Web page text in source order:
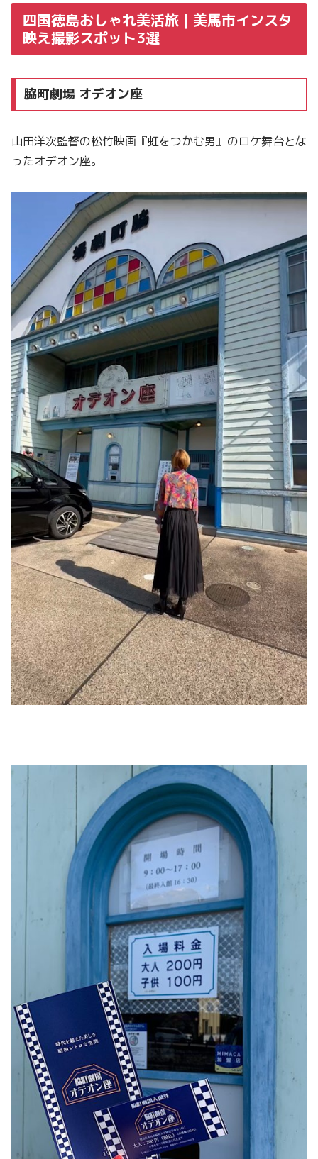
四国徳島おしゃれ美活旅｜美馬市インスタ
映え撮影スポット3選
脇町劇場 オデオン座
山田洋次監督の松竹映画『虹をつかむ男』のロケ舞台とな
ったオデオン座。